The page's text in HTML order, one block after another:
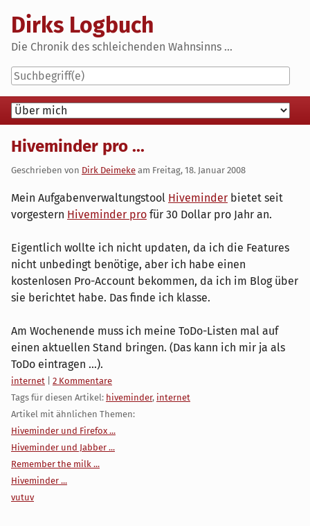
content
Dirks Logbuch
Die Chronik des schleichenden Wahnsinns ...
Navigation
Hiveminder pro ...
Geschrieben von Dirk Deimeke am Freitag, 18. Januar 2008
Mein Aufgabenverwaltungstool Hiveminder bietet seit
vorgestern Hiveminder pro für 30 Dollar pro Jahr an.
Eigentlich wollte ich nicht updaten, da ich die Features
nicht unbedingt benötige, aber ich habe einen
kostenlosen Pro-Account bekommen, da ich im Blog über
sie berichtet habe. Das finde ich klasse.
Am Wochenende muss ich meine ToDo-Listen mal auf
einen aktuellen Stand bringen. (Das kann ich mir ja als
ToDo eintragen ...).
Kategorien:
internet
2 Kommentare
Tags für diesen Artikel: hiveminder, internet
Artikel mit ähnlichen Themen:
Hiveminder und Firefox ...
Hiveminder und Jabber ...
Remember the milk ...
Hiveminder ...
vutuv